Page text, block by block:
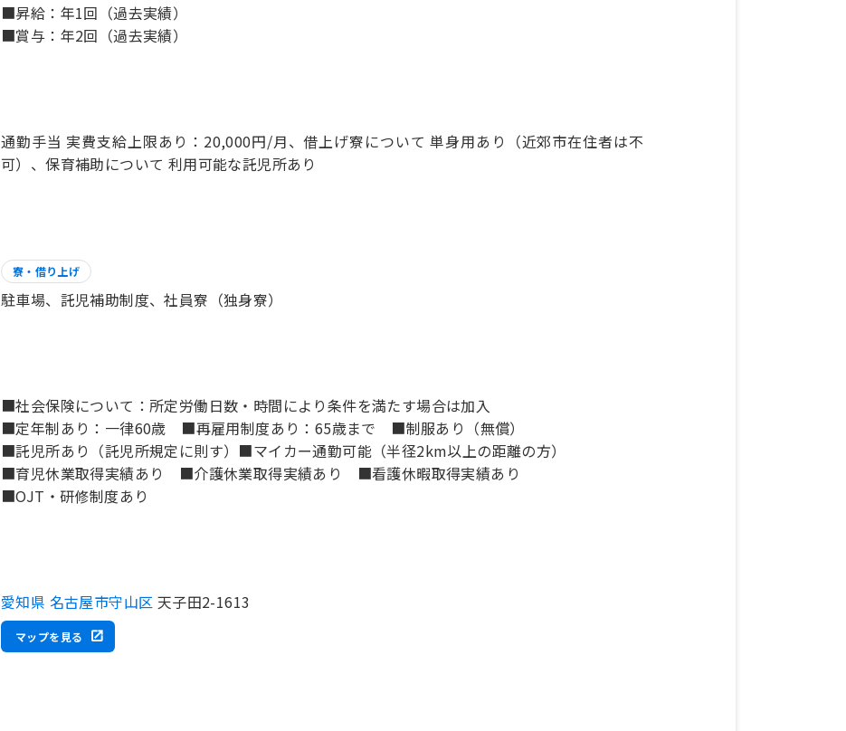
■昇給：年1回（過去実績）
■賞与：年2回（過去実績）
通勤手当 実費支給上限あり：20,000円/月、借上げ寮について 単身用あり（近郊市在住者は不
可）、保育補助について 利用可能な託児所あり
寮・借り上げ
駐車場、託児補助制度、社員寮（独身寮）
■社会保険について：所定労働日数・時間により条件を満たす場合は加入
■定年制あり：一律60歳 ■再雇用制度あり：65歳まで ■制服あり（無償）
■託児所あり（託児所規定に則す）■マイカー通勤可能（半径2km以上の距離の方）
■育児休業取得実績あり ■介護休業取得実績あり ■看護休暇取得実績あり
■OJT・研修制度あり
愛知県 名古屋市守山区 天子田2-1613
マップを見る